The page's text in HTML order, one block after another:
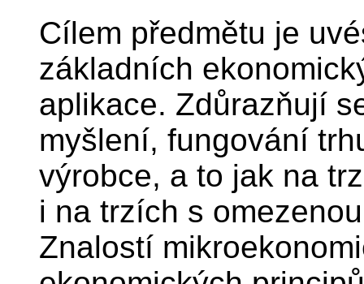
Cílem předmětu je
základních
aplikace. Zdůrazňují
myšlení, fungování
výrobce, a to jak na
i na trzích s
Znalostí